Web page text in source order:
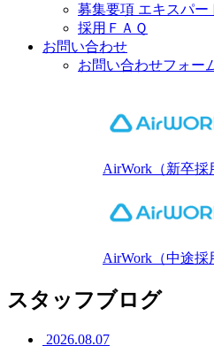
募集要項 エキスパー
採用ＦＡＱ
お問い合わせ
お問い合わせフォー
AirWork（新卒採
AirWork（中途採
スタッフブログ
2026.08.07